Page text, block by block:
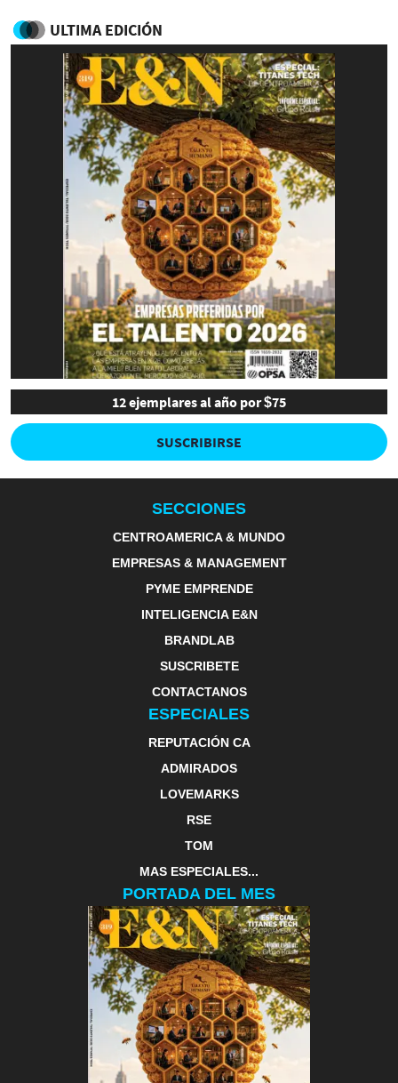
ULTIMA EDICIÓN
12 ejemplares al año por $75
SUSCRIBIRSE
SECCIONES
CENTROAMERICA & MUNDO
EMPRESAS & MANAGEMENT
PYME EMPRENDE
INTELIGENCIA E&N
BRANDLAB
SUSCRIBETE
CONTACTANOS
ESPECIALES
REPUTACIÓN CA
ADMIRADOS
LOVEMARKS
RSE
TOM
MAS ESPECIALES...
PORTADA DEL MES